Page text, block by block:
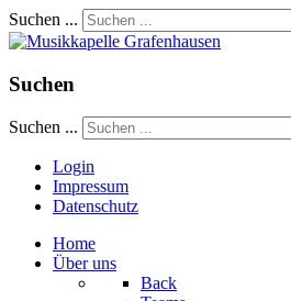
Suchen ...
Suchen
Suchen ...
Login
Impressum
Datenschutz
Home
Über uns
Back